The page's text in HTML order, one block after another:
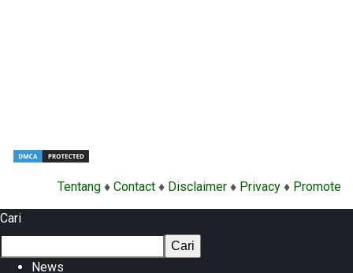
Tentang ♦ Contact ♦ Disclaimer ♦ Privacy ♦ Promote
Cari
Cari
News